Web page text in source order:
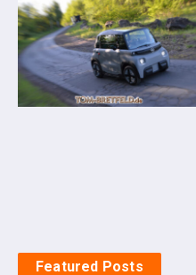
Featured Posts